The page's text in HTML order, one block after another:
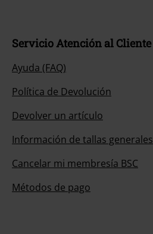
Servicio Atención al Cliente
Ayuda (FAQ)
Política de Devolución
Devolver un artículo
Información de tallas generales
Cancelar mi membresía BSC
Métodos de pago